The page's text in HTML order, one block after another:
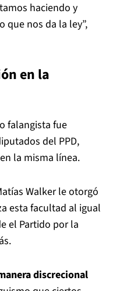
haciendo y
que nos da la ley”,
en la
falangista fue
del PPD,
la misma línea.
Walker le otorgó
esta facultad al igual
el Partido por la
discrecional